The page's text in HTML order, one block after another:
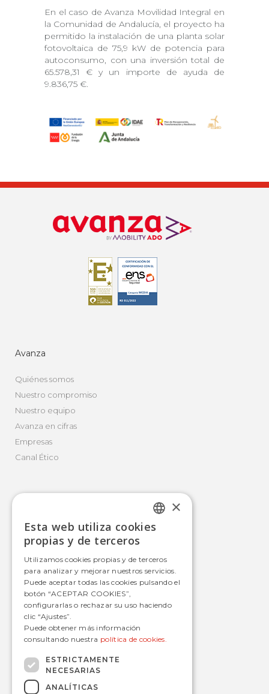
En el caso de Avanza Movilidad Integral en
la Comunidad de Andalucía, el proyecto ha
permitido la instalación de una planta solar
fotovoltaica de 75,9 kW de potencia para
autoconsumo, con una inversión total de
65.578,31 € y un importe de ayuda de
9.836,75 €.
Avanza
Quiénes somos
Nuestro compromiso
Nuestro equipo
Avanza en cifras
Empresas
Canal Ético
Autobús
Tranvía
Metro
Estaciones
Contacto
informacion@avanzagrupo.com
+34 916 021 900
C/ San Norberto, 48 • 28021 – Madrid
SPANISH
×
Esta web utiliza cookies
propias y de terceros
Utilizamos cookies propias y de terceros
para analizar y mejorar nuestros servicios.
Puede aceptar todas las cookies pulsando el
botón “ACEPTAR COOKIES”,
configurarlas o rechazar su uso haciendo
clic “Ajustes”.
Puede obtener más información
consultando nuestra política de cookies.
ESTRICTAMENTE
NECESARIAS
ANALÍTICAS